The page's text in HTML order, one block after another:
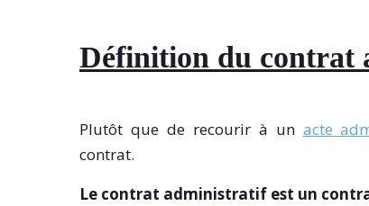
Définition du contrat
Plutôt que de recourir à un acte
contrat.
Le contrat administratif est un